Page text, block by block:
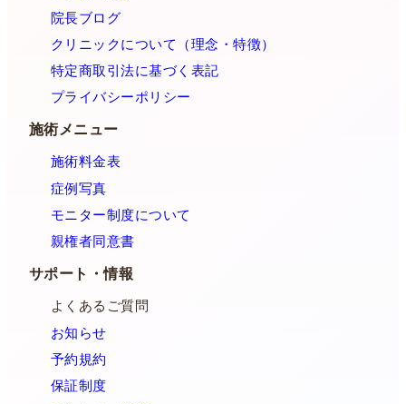
院長ブログ
クリニックについて（理念・特徴）
特定商取引法に基づく表記
プライバシーポリシー
施術メニュー
施術料金表
症例写真
モニター制度について
親権者同意書
サポート・情報
よくあるご質問
お知らせ
予約規約
保証制度